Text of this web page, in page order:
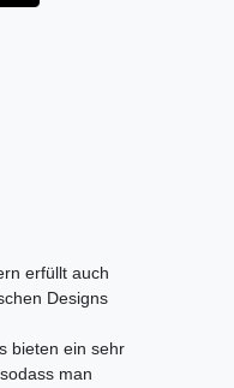
erfüllt auch
Designs
bieten ein sehr
man